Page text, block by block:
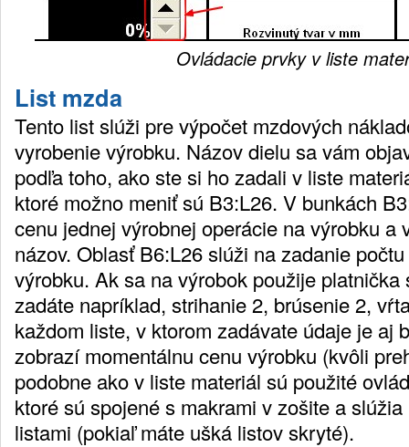
Ovládacie prvky v liste
List mzda
Tento list slúži pre výpočet mzdových
vyrobenie výrobku. Názov dielu sa vám
podľa toho, ako ste si ho zadali v liste
ktoré možno meniť sú B3:L26. V bunkách
cenu jednej výrobnej operácie na výrobku a
názov. Oblasť B6:L26 slúži na zadanie
výrobku. Ak sa na výrobok použije platnička
zadáte napríklad, strihanie 2, brúsenie 2,
každom liste, v ktorom zadávate údaje je aj
zobrazí momentálnu cenu výrobku (kvôli
podobne ako v liste materiál sú použité
ktoré sú spojené s makrami v zošite a
listami (pokiaľ máte ušká listov skryté).